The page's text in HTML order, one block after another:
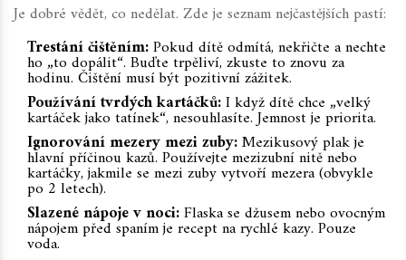
Je dobré vědět, co nedělat. Zde je seznam nejčastějších pastí:
Trestání čištěním:Pokud dítě odmítá, nekřičte a nechte
ho „to dopálit“. Buďte trpěliví, zkuste to znovu za
hodinu. Čištění musí být pozitivní zážitek.
Používání tvrdých kartáčků:I když dítě chce „velký
kartáček jako tatínek“, nesouhlasíte. Jemnost je priorita.
Ignorování mezery mezi zuby:Mezikusový plak je
hlavní příčinou kazů. Používejte mezizubní nitě nebo
kartáčky, jakmile se mezi zuby vytvoří mezera (obvykle
po 2 letech).
Slazené nápoje v noci:Flaska se džusem nebo ovocným
nápojem před spaním je recept na rychlé kazy. Pouze
voda.